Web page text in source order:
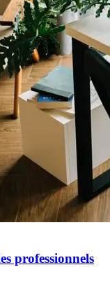
professionnels